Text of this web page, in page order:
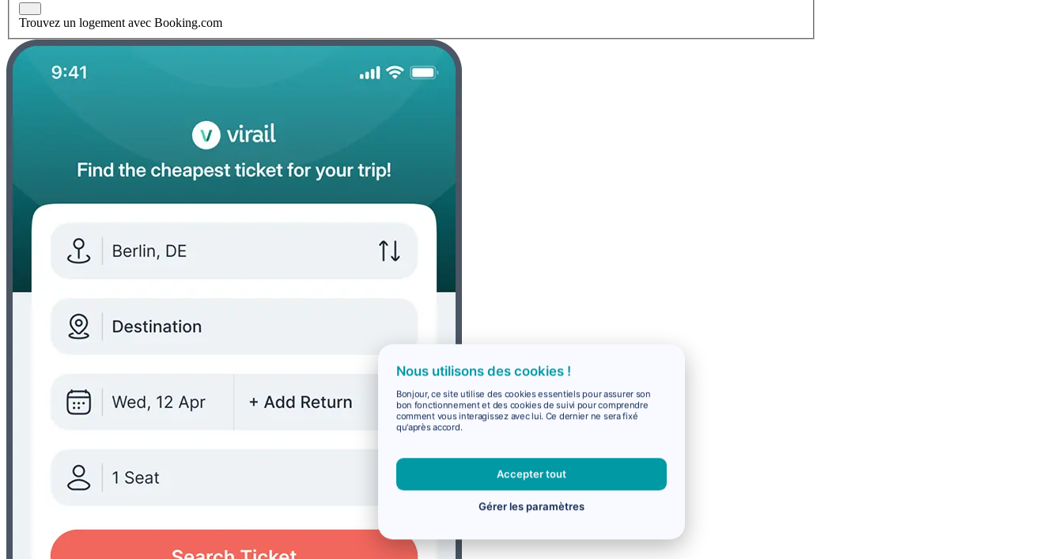
Trouvez un logement avec Booking.com
Nous utilisons des cookies !
Bonjour, ce site utilise des cookies essentiels pour assurer son
bon fonctionnement et des cookies de suivi pour comprendre
comment vous interagissez avec lui. Ce dernier ne sera fixé
qu'après accord.
Accepter tout
Gérer les paramètres